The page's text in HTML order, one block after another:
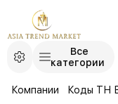
Компании Коды ТН
Все
категории